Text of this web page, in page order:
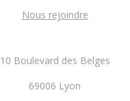
Nous rejoindre
10 Boulevard des Belges
69006 Lyon